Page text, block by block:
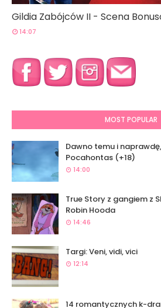
Gildia Zabójców II - Scena
14:07
MOST POPULAR
Dawno temu i
Pocahontas (+18)
14:00
True Story z gangiem z
Robin Hooda
14:46
Targi: Veni, vidi, vici
12:14
14 romantycznych k-